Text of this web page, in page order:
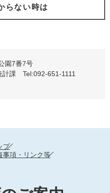
らない時は
園7番7号
計課 Tel:092-651-1111
プ
事項・リンク等